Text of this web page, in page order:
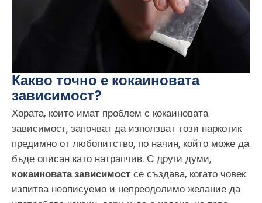
Какво точно е кокаиновата
зависимост?
Хората, които имат проблем с кокаиновата
зависимост, започват да използват този наркотик
предимно от любопитство, по начин, който може да
бъде описан като натрапчив. С други думи,
кокаиновата зависимост се създава, когато човек
изпитва неописуемо и непреодолимо желание да